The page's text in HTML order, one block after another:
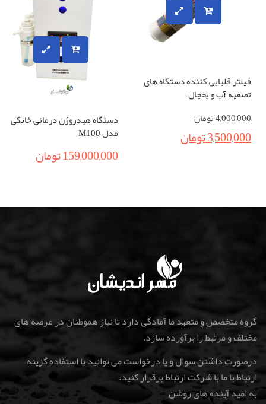
فیلتر قلیایی کننده دستگاه های
تصفیه آب و یخچال
4,000,000تومان
3,500,000تومان
دستگاه هیدروژن درمانی خانگی
مدل M100
159,000,000تومان
گروه متخصص و متعهد ما آمادگی دارد تا نیاز هموطنان در عرصه های
مختلف و مرتبط را برآورده سازد.
درصورت داشتن سوال و یا درخواست می توانید با استفاده گزینه
ارتباط با ما با شرکت ارتباط برقرار کنید.
به امید آینده های روشن